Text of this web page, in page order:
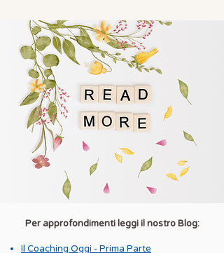
Per approfondimenti leggi il nostro Blog:
​Il Coaching Oggi - Prima Parte